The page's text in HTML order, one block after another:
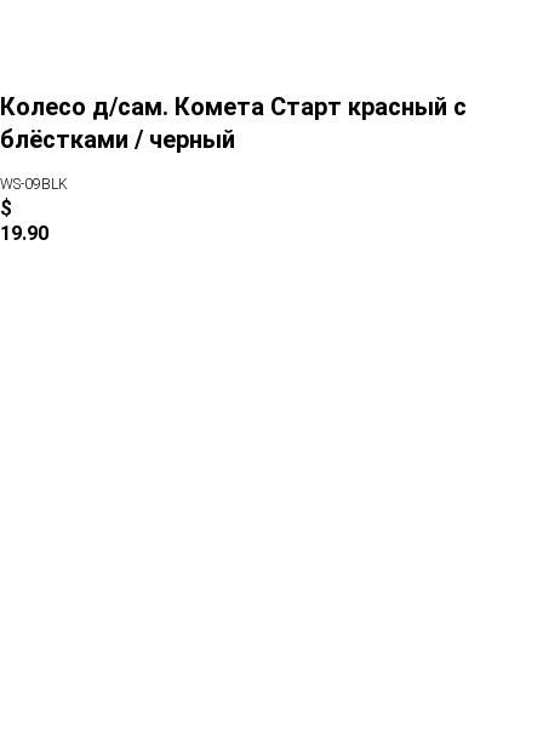
Колесо д/сам. Комета Старт красный с
блёстками / черный
WS-09BLK
$
19.90